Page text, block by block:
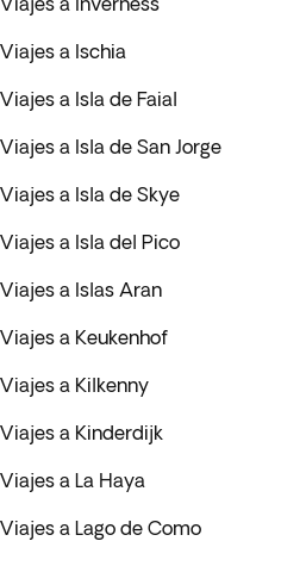
Viajes a Ischia
Viajes a Isla de Faial
Viajes a Isla de San Jorge
Viajes a Isla de Skye
Viajes a Isla del Pico
Viajes a Islas Aran
Viajes a Keukenhof
Viajes a Kilkenny
Viajes a Kinderdijk
Viajes a La Haya
Viajes a Lago de Como